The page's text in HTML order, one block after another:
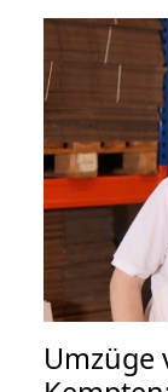
Umzüge